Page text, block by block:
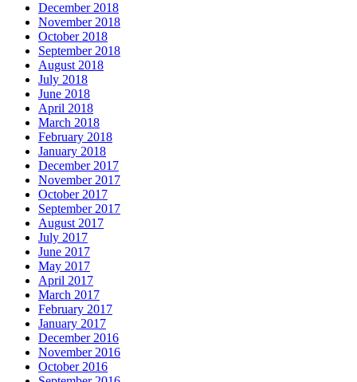
December 2018
November 2018
October 2018
September 2018
August 2018
July 2018
June 2018
April 2018
March 2018
February 2018
January 2018
December 2017
November 2017
October 2017
September 2017
August 2017
July 2017
June 2017
May 2017
April 2017
March 2017
February 2017
January 2017
December 2016
November 2016
October 2016